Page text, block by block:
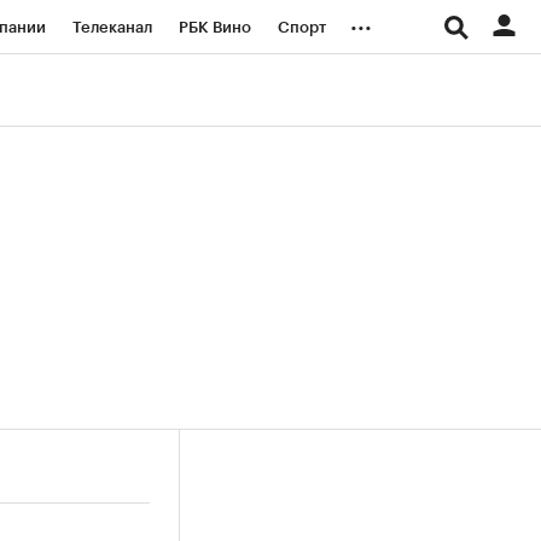
Телеканал РБК Вино Спорт ...